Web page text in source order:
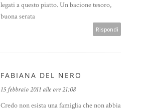
legati a questo piatto. Un bacione tesoro,
buona serata
Rispondi
FABIANA DEL NERO
15 febbraio 2011 alle ore 21:08
Credo non esista una famiglia che non abbia